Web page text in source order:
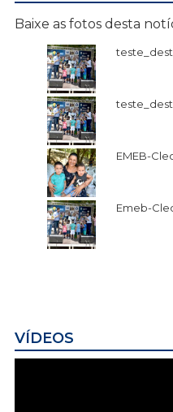
Baixe as fotos desta
EMEB-
Emeb-
VÍDEOS